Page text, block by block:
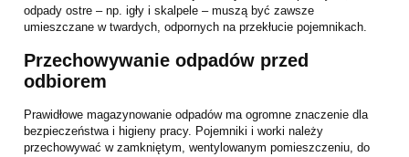
odpady ostre – np. igły i skalpele – muszą być zawsze
umieszczane w twardych, odpornych na przekłucie pojemnikach.
Przechowywanie odpadów przed
odbiorem
Prawidłowe magazynowanie odpadów ma ogromne znaczenie dla
bezpieczeństwa i higieny pracy. Pojemniki i worki należy
przechowywać w zamkniętym, wentylowanym pomieszczeniu, do